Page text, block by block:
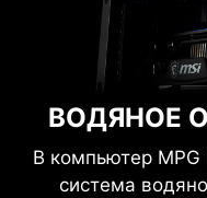
ВОДЯНОЕ
В компьютер MPG
система